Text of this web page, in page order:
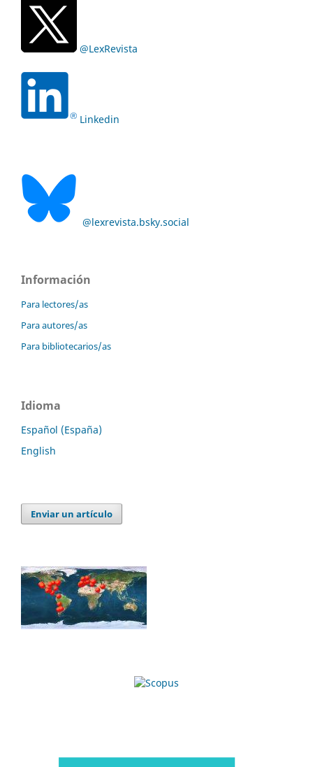
@LexRevista
Linkedin
@lexrevista.bsky.social
Información
Para lectores/as
Para autores/as
Para bibliotecarios/as
Idioma
Español (España)
English
Enviar un artículo